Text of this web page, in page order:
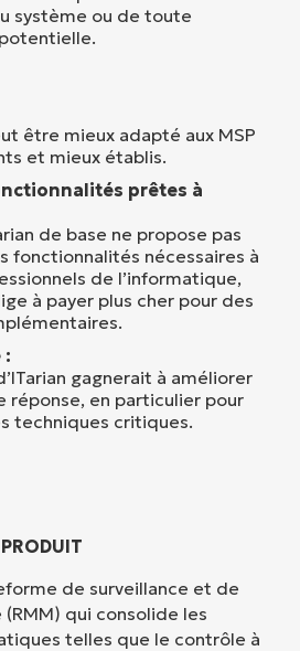
système ou de toute
être mieux adapté aux MSP
et mieux établis.
prêtes à
de base ne propose pas
fonctionnalités nécessaires à
de l’informatique,
à payer plus cher pour des
:
gagnerait à améliorer
réponse, en particulier pour
techniques critiques.
de surveillance et de
qui consolide les
telles que le contrôle à